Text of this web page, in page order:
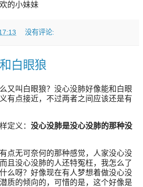
的小妹妹
没有评论:
白眼狼
又叫白眼狼？没心没肺好像能和白眼
有点接近，不过两者之间应该还是有
定义： 没心没肺是没心没肺的那种没
点无可奈何的那种感觉，人家没心没
且没心没肺的人还特冤枉，我怎么了
么呀？好像现在有人梦想着做没心没
质的倾向的，可惜的是，这个好像是